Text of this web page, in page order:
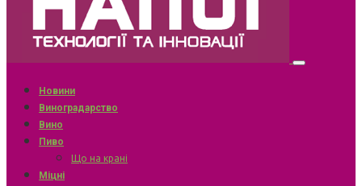
Новини
Виноградарство
Вино
Пиво
Що на крані
Міцні